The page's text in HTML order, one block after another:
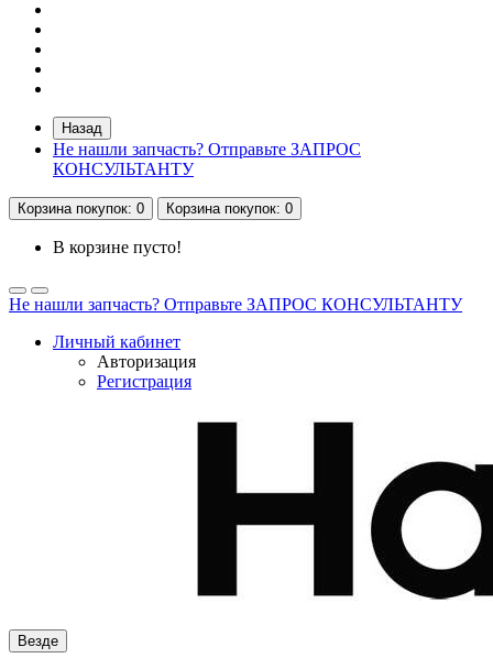
Назад
Не нашли запчасть? Отправьте ЗАПРОС
КОНСУЛЬТАНТУ
Корзинапокупок: 0 Корзинапокупок: 0
В корзине пусто!
Не нашли запчасть? Отправьте ЗАПРОС КОНСУЛЬТАНТУ
Личный кабинет
Авторизация
Регистрация
Везде